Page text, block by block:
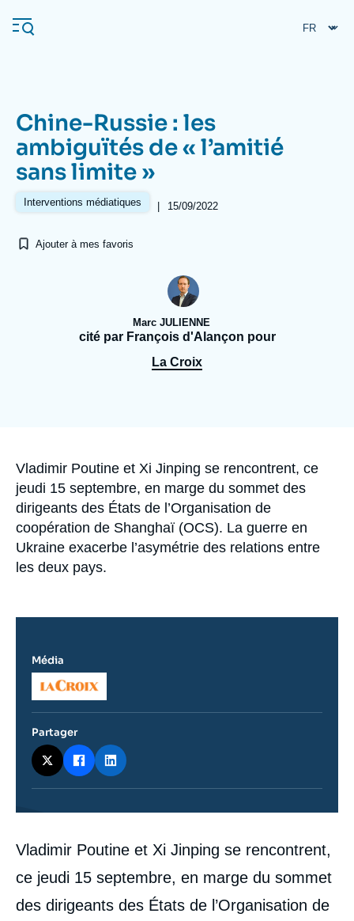
au
contenu
Navigation
principale
L'Ifri
Se connecter
À propos de l'Ifri
Proche-Orient
Chine-Russie : les
ambiguïtés de « l’amitié
sans limite »
Interventions médiatiques | 15/09/2022
Ajouter à mes favoris
Marc JULIENNE
cité par François d'Alançon pour
La Croix
Accroche
Vladimir Poutine et Xi Jinping se rencontrent, ce
jeudi 15 septembre, en marge du sommet des
dirigeants des États de l’Organisation de
coopération de Shanghaï (OCS). La guerre en
Ukraine exacerbe l’asymétrie des relations entre
les deux pays.
Contenu
intervention
médiatique
Vladimir Poutine et Xi Jinping se rencontrent,
ce jeudi 15 septembre, en marge du sommet
des dirigeants des États de l’Organisation de
Média
Logo
Partager